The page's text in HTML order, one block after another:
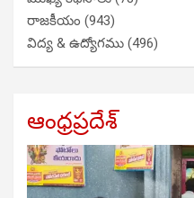
రాజకీయం (943)
విద్య & ఉద్యోగము (496)
ఆంధ్రప్రదేశ్